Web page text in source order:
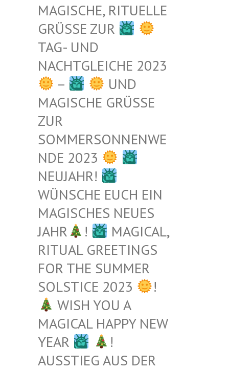
MAGISCHE, RITUELLE
GRÜSSE ZUR
TAG- UND
NACHTGLEICHE 2023
–
UND
MAGISCHE GRÜSSE Z
UR S
OMMERSONNENWEN
DE 2023
NEUJAHR!
WÜNSCHE EUCH EIN
MAGISCHES NEUES
JAHR
!
MAGICAL,
RITUAL GREETINGS
FOR THE SUMMER
SOLSTICE 2023
!
WISH YOU A
MAGICAL HAPPY NEW
YEAR
!
AUSSTIEG AUS DER